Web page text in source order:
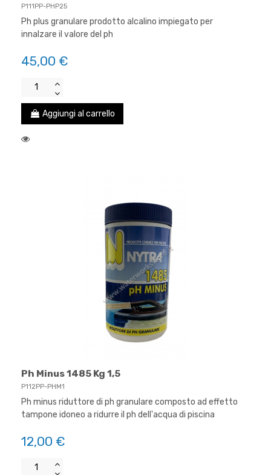
P111PP-PHP25
Ph plus granulare prodotto alcalino impiegato per
innalzare il valore del ph
45,00 €
Aggiungi al carrello
Ph Minus 1485 Kg 1,5
P112PP-PHM1
Ph minus riduttore di ph granulare composto ad effetto
tampone idoneo a ridurre il ph dell'acqua di piscina
12,00 €